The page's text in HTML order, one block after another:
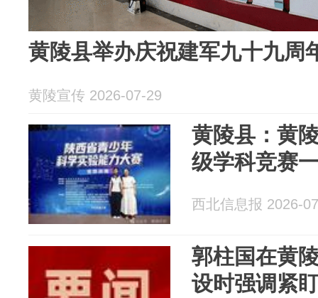
黄陵县举办庆祝建军九十九周
黄陵宣传 2026-07-29
黄陵县：黄
级学科竞赛
西北信息报 2026-
郭柱国在黄
设时强调紧